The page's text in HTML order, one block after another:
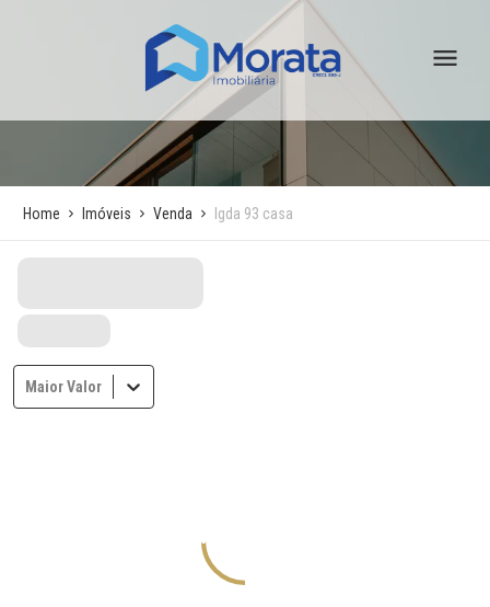
Home Imóveis Venda Igda 93 casa
Maior Valor